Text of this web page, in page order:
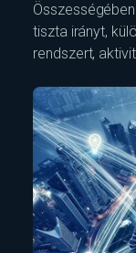
tiszta irányt,
rendszert,